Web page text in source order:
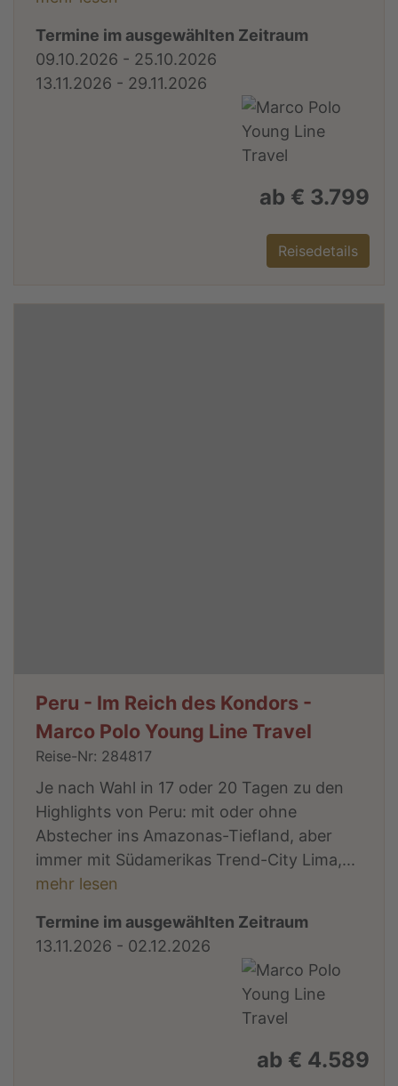
Termine im ausgewählten Zeitraum
09.10.2026 - 25.10.2026
13.11.2026 - 29.11.2026
ab € 3.799
Reisedetails
Peru - Im Reich des Kondors -
Marco Polo Young Line Travel
Reise-Nr: 284817
Je nach Wahl in 17 oder 20 Tagen zu den
Highlights von Peru: mit oder ohne
Abstecher ins Amazonas-Tiefland, aber
immer mit Südamerikas Trend-City Lima,...
mehr lesen
Termine im ausgewählten Zeitraum
13.11.2026 - 02.12.2026
ab € 4.589